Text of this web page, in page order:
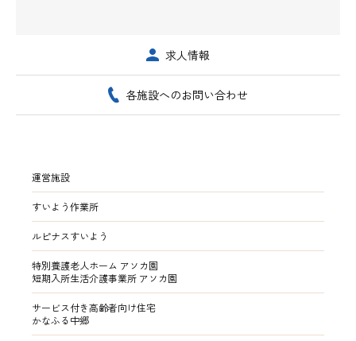
求人情報
各施設へのお問い合わせ
運営施設
すいよう作業所
ルピナスすいよう
特別養護老人ホーム アソカ園
短期入所生活介護事業所 アソカ園
サービス付き高齢者向け住宅
かなふる中郷